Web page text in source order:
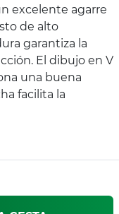
excelente agarre
de alto
garantiza la
El dibujo en V
una buena
facilita la